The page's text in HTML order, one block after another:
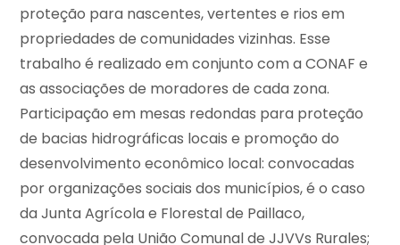
proteção para nascentes, vertentes e rios em
propriedades de comunidades vizinhas. Esse
trabalho é realizado em conjunto com a CONAF e
as associações de moradores de cada zona.
Participação em mesas redondas para proteção
de bacias hidrográficas locais e promoção do
desenvolvimento econômico local: convocadas
por organizações sociais dos municípios, é o caso
da Junta Agrícola e Florestal de Paillaco,
convocada pela União Comunal de JJVVs Rurales;